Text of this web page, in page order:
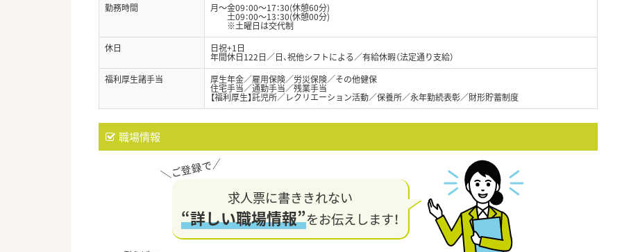
勤務時間
月～金09：00～17：30(休憩60分)
土09：00～13：30(休憩00分)
※土曜日は交代制
休日
日祝+1日
年間休日122日／日、祝他シフトによる／有給休暇（法定通り支給）
福利厚生諸手当
厚生年金／雇用保険／労災保険／その他健保
住宅手当／通勤手当／残業手当
【福利厚生】託児所／レクリエーション活動／保養所／永年勤続表彰／財形貯蓄制度
職場情報
求人票に書ききれない
“詳しい職場情報”をお伝えします！